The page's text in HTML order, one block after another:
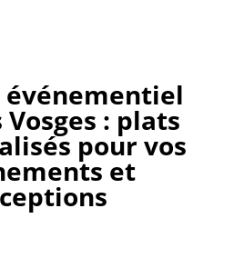
: plats
pour vos
et